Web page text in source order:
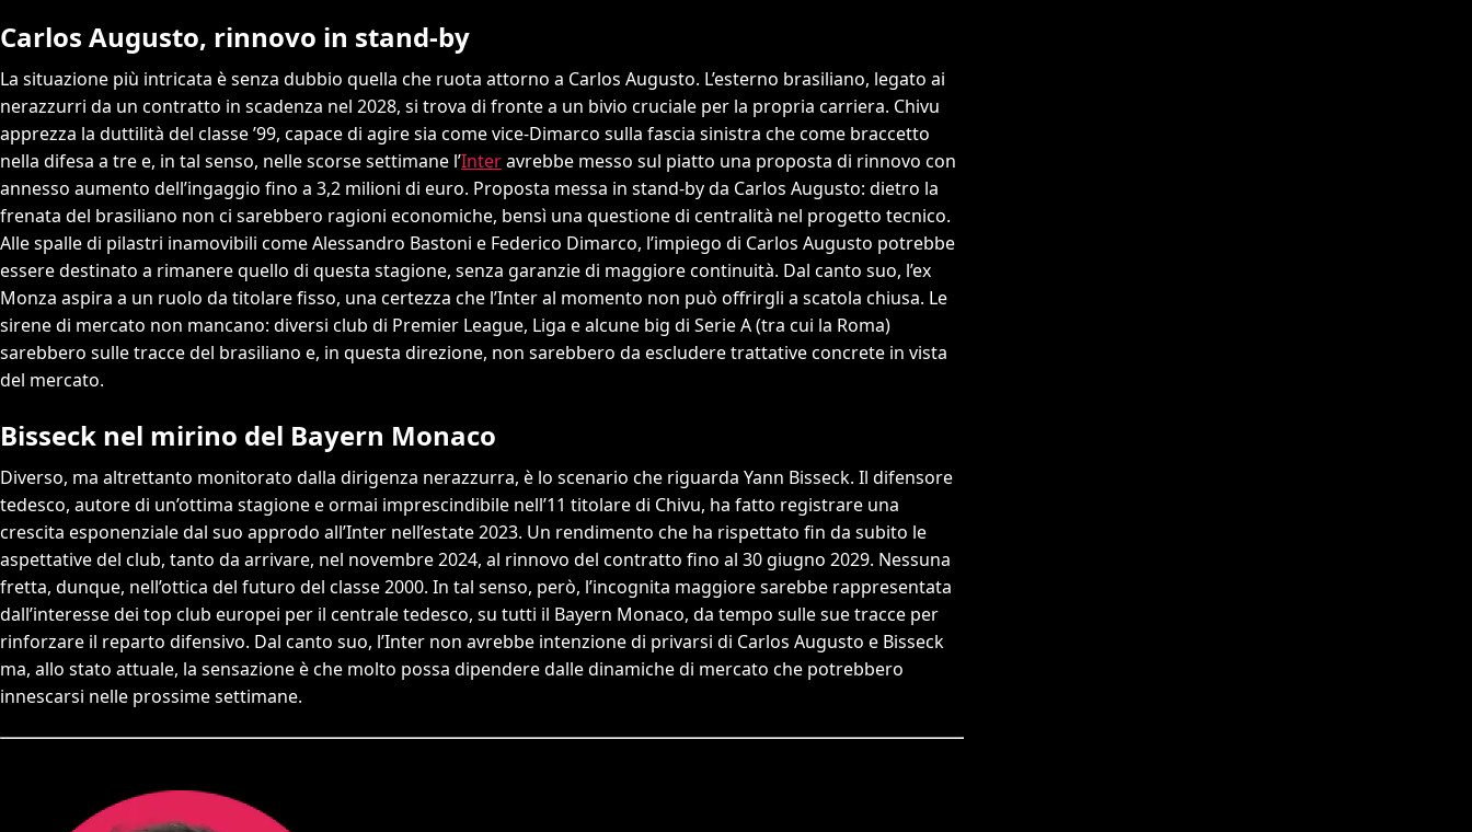
Carlos Augusto, rinnovo in stand-by
La situazione più intricata è senza dubbio quella che ruota attorno a Carlos Augusto. L’esterno brasiliano, legato ai
nerazzurri da un contratto in scadenza nel 2028, si trova di fronte a un bivio cruciale per la propria carriera. Chivu
apprezza la duttilità del classe ’99, capace di agire sia come vice-Dimarco sulla fascia sinistra che come braccetto
nella difesa a tre e, in tal senso, nelle scorse settimane l’Interavrebbe messo sul piatto una proposta di rinnovo con
annesso aumento dell’ingaggio fino a 3,2 milioni di euro. Proposta messa in stand-by da Carlos Augusto: dietro la
frenata del brasiliano non ci sarebbero ragioni economiche, bensì una questione di centralità nel progetto tecnico.
Alle spalle di pilastri inamovibili come Alessandro Bastoni e Federico Dimarco, l’impiego di Carlos Augusto potrebbe
essere destinato a rimanere quello di questa stagione, senza garanzie di maggiore continuità. Dal canto suo, l’ex
Monza aspira a un ruolo da titolare fisso, una certezza che l’Inter al momento non può offrirgli a scatola chiusa. Le
sirene di mercato non mancano: diversi club di Premier League, Liga e alcune big di Serie A (tra cui la Roma)
sarebbero sulle tracce del brasiliano e, in questa direzione, non sarebbero da escludere trattative concrete in vista
del mercato.
Bisseck nel mirino del Bayern Monaco
Diverso, ma altrettanto monitorato dalla dirigenza nerazzurra, è lo scenario che riguarda Yann Bisseck. Il difensore
tedesco, autore di un’ottima stagione e ormai imprescindibile nell’11 titolare di Chivu, ha fatto registrare una
crescita esponenziale dal suo approdo all’Inter nell’estate 2023. Un rendimento che ha rispettato fin da subito le
aspettative del club, tanto da arrivare, nel novembre 2024, al rinnovo del contratto fino al 30 giugno 2029. Nessuna
fretta, dunque, nell’ottica del futuro del classe 2000. In tal senso, però, l’incognita maggiore sarebbe rappresentata
dall’interesse dei top club europei per il centrale tedesco, su tutti il Bayern Monaco, da tempo sulle sue tracce per
rinforzare il reparto difensivo. Dal canto suo, l’Inter non avrebbe intenzione di privarsi di Carlos Augusto e Bisseck
ma, allo stato attuale, la sensazione è che molto possa dipendere dalle dinamiche di mercato che potrebbero
innescarsi nelle prossime settimane.